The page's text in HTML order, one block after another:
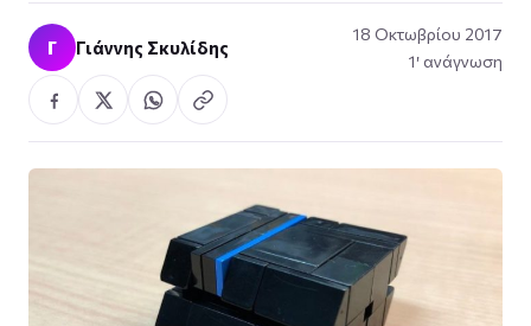
Γ Γιάννης Σκυλίδης
18 Οκτωβρίου 2017
1′ ανάγνωση